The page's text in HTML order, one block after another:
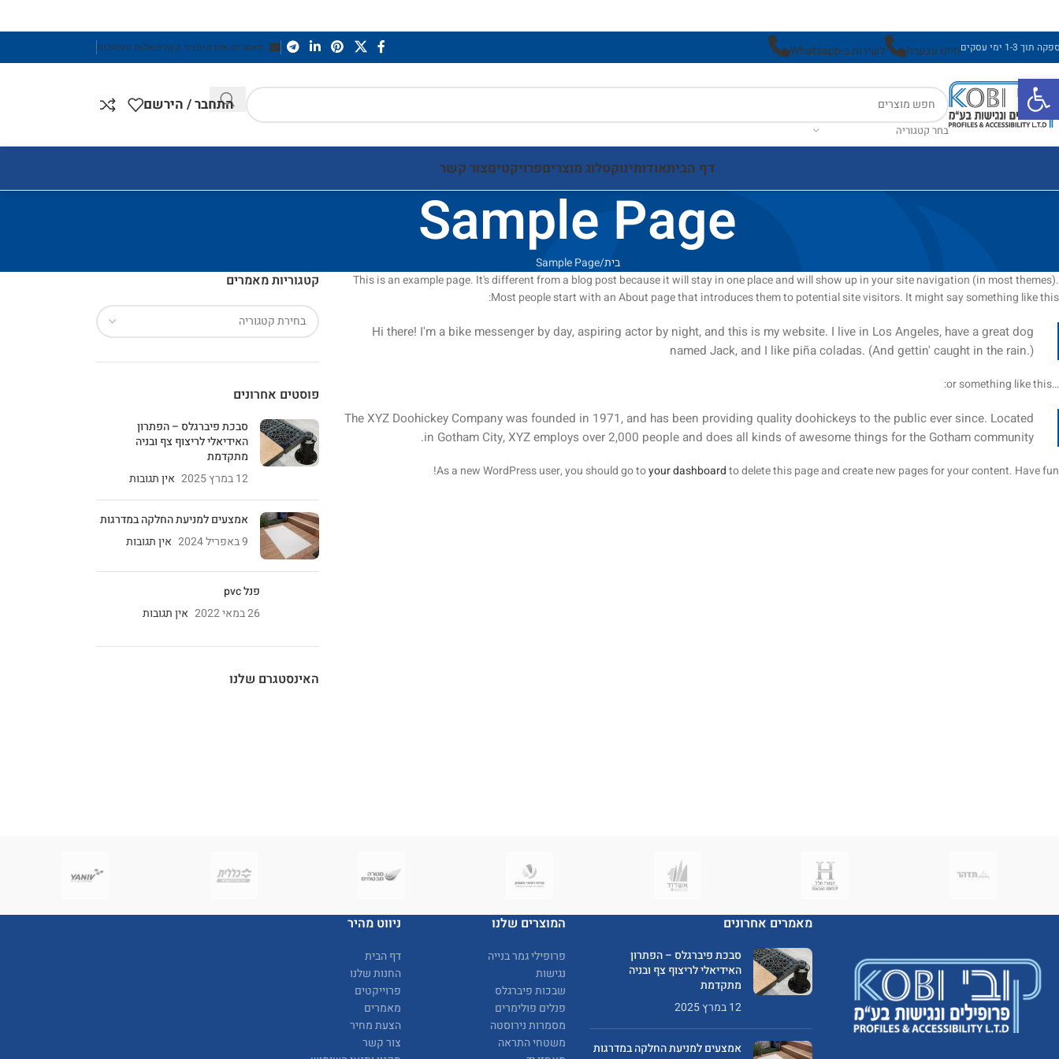
פתח סרגל נגישות
תוך 1-3 ימי עסקים חייגו עכשיו! לשירות ב-Whatsapp מאמרים אחרוניםצור קשרשאלות ותשובות
בחר קטגוריה
התחבר / הירשם
דף הביתאודותינוקטלוג מוצריםפרויקטיםצור קשר
Sample Page
בית Sample Page
This is an example page. It's different from a blog post because it will stay in one place and will show up in your site navigation (in most themes).
Most people start with an About page that introduces them to potential site visitors. It might say something like this:
Hi there! I'm a bike messenger by day, aspiring actor by night, and this is my website. I live in Los Angeles, have a great dog
named Jack, and I like piña coladas. (And gettin' caught in the rain.)
…or something like this:
The XYZ Doohickey Company was founded in 1971, and has been providing quality doohickeys to the public ever since. Located
in Gotham City, XYZ employs over 2,000 people and does all kinds of awesome things for the Gotham community.
As a new WordPress user, you should go toyour dashboardto delete this page and create new pages for your content. Have fun!
קטגוריות מאמרים
פוסטים אחרונים
סבכת פיברגלס – הפתרון
האידיאלי לריצוף צף ובניה
מתקדמת
12 במרץ 2025
אין תגובות
אמצעים למניעת החלקה במדרגות
9 באפריל 2024
אין תגובות
פנל pvc
26 במאי 2022
אין תגובות
האינסטגרם שלנו
מאמרים אחרונים
סבכת פיברגלס – הפתרון
האידיאלי לריצוף צף ובניה
מתקדמת
12 במרץ 2025
אמצעים למניעת החלקה במדרגות
המוצרים שלנו
פרופילי גמר בנייה
נגישות
שבכות פיברגלס
פנלים פולימרים
מסמרות נירוסטה
משטחי התראה
ניווט מהיר
דף הבית
החנות שלנו
פרוייקטים
מאמרים
הצעת מחיר
צור קשר